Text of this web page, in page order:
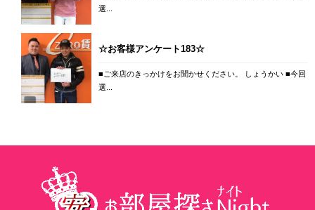
選...
☆お客様アンケート183☆
■ご来店のきっかけをお聞かせください。 しょうかい ■今回
選...